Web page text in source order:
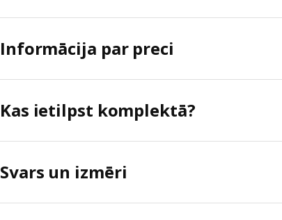
Informācija par preci
Kas ietilpst komplektā?
Svars un izmēri